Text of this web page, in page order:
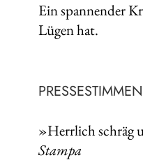
Ein spannender
Lügen hat.
PRESSESTIMMEN
»Herrlich schräg
Stampa